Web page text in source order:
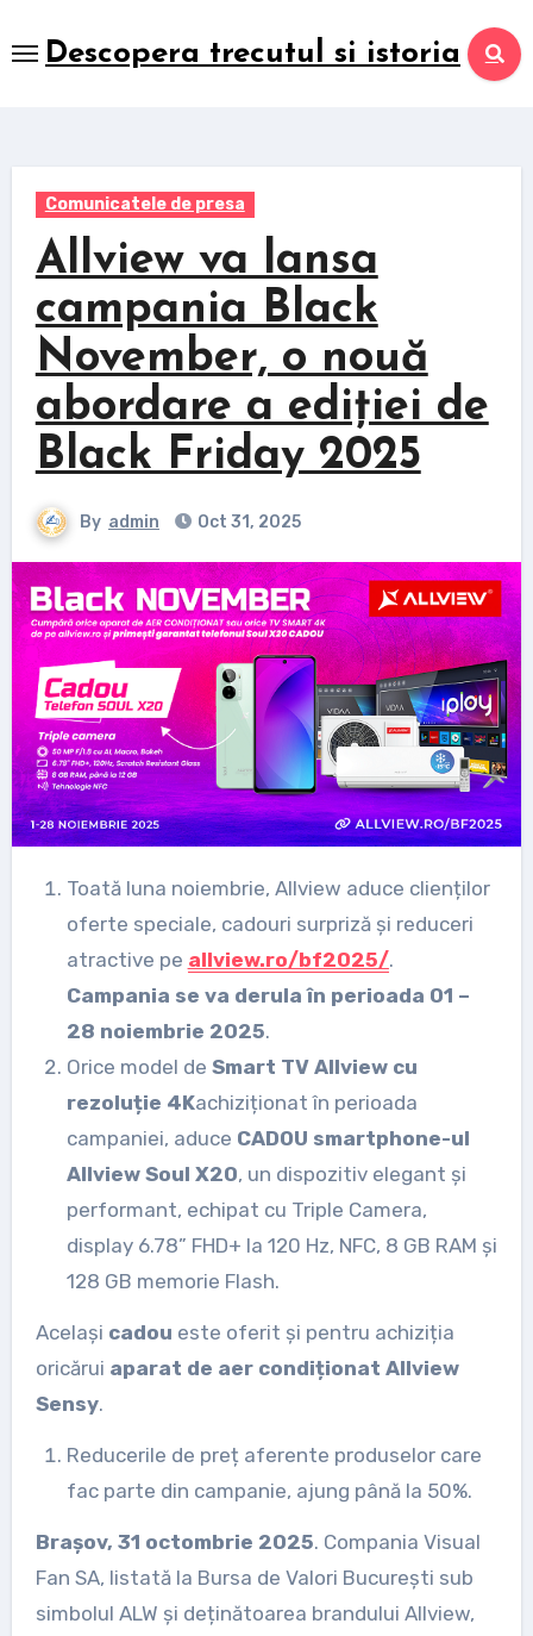
to
Descopera trecutul si istoria
Comunicatele de presa
Allview va lansa
campania Black
November, o nouă
abordare a ediției de
Black Friday 2025
By admin Oct 31, 2025
Toată luna noiembrie, Allview aduce clienților
oferte speciale, cadouri surpriză și reduceri
atractive pe allview.ro/bf2025/.
Campania se va derula în perioada 01 –
28 noiembrie 2025.
Orice model de Smart TV Allview cu
rezoluție 4Kachiziționat în perioada
campaniei, aduce CADOU smartphone-ul
Allview Soul X20, un dispozitiv elegant și
performant, echipat cu Triple Camera,
display 6.78” FHD+ la 120 Hz, NFC, 8 GB RAM și
128 GB memorie Flash.
Același cadou este oferit și pentru achiziția
oricărui aparat de aer condiționat Allview
Sensy.
Reducerile de preț aferente produselor care
fac parte din campanie, ajung până la 50%.
Brașov, 31 octombrie 2025. Compania Visual
Fan SA, listată la Bursa de Valori București sub
simbolul ALW și deținătoarea brandului Allview,